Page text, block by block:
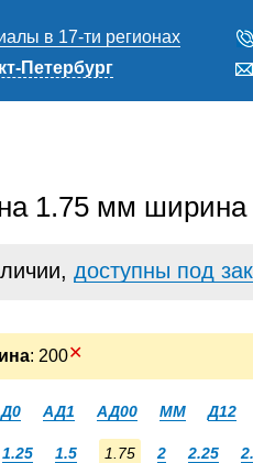
в 17-ти регионах
Петербург
1.75 мм ширина
доступны под
: 200✕
АД1 АД00 ММ Д12
1.25 1.5 1.75 2 2.25